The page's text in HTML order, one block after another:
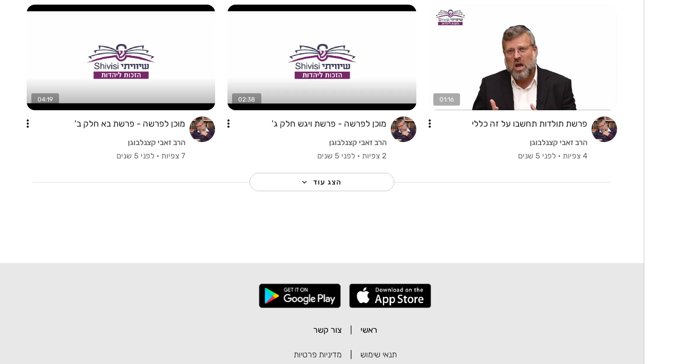
01:16
פרשת תולדות תחשבו על זה כללי
הרב זאבי קצנלבוגן
4 צפיות
· לפני 5 שנים
02:38
מוכן לפרשה - פרשת ויגש חלק ג'
הרב זאבי קצנלבוגן
2 צפיות
· לפני 5 שנים
04:19
מוכן לפרשה - פרשת בא חלק ב'
הרב זאבי קצנלבוגן
7 צפיות
· לפני 5 שנים
הצג עוד
ראשי צור קשר
תנאי שימוש מדיניות פרטיות